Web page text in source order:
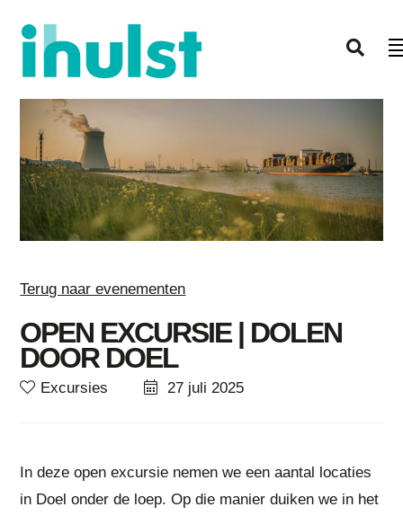
Terug naar evenementen
OPEN EXCURSIE | DOLEN
DOOR DOEL
Excursies 27 juli 2025
In deze open excursie nemen we een aantal locaties
in Doel onder de loep. Op die manier duiken we in het